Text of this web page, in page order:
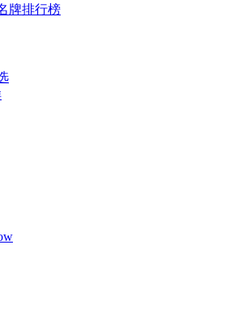
牌排行榜